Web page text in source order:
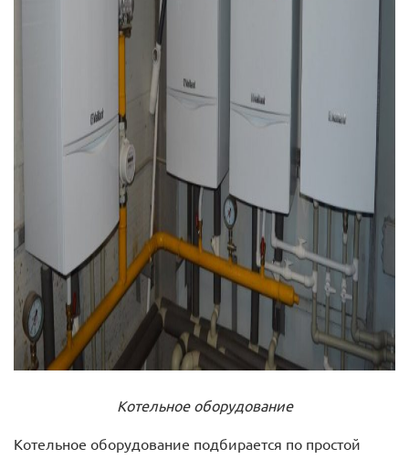
Котельное оборудование
Котельное оборудование подбирается по простой